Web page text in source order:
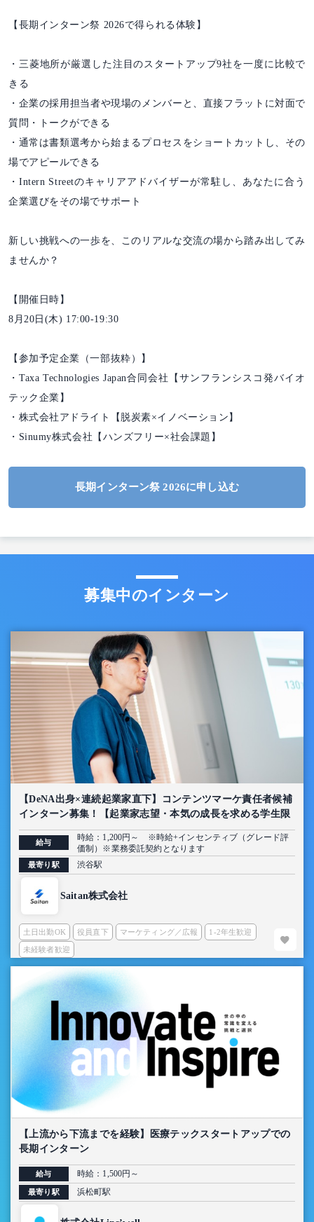
【長期インターン祭 2026で得られる体験】
・三菱地所が厳選した注目のスタートアップ9社を一度に比較で
きる
・企業の採用担当者や現場のメンバーと、直接フラットに対面で
質問・トークができる
・通常は書類選考から始まるプロセスをショートカットし、その
場でアピールできる
・Intern Streetのキャリアアドバイザーが常駐し、あなたに合う
企業選びをその場でサポート
新しい挑戦への一歩を、このリアルな交流の場から踏み出してみ
ませんか？
【開催日時】
8月20日(木) 17:00-19:30
【参加予定企業（一部抜粋）】
・Taxa Technologies Japan合同会社【サンフランシスコ発バイオ
テック企業】
・株式会社アドライト【脱炭素×イノベーション】
・Sinumy株式会社【ハンズフリー×社会課題】
長期インターン祭 2026に申し込む
募集中のインターン
【DeNA出身×連続起業家直下】コンテンツマーケ責任者候補
インターン募集！【起業家志望・本気の成長を求める学生限
定】
給与
時給：1,200円～ ※時給+インセンティブ（グレード評
価制）※業務委託契約となります
最寄り駅 渋谷駅
Saitan株式会社
土日出勤OK 役員直下 マーケティング／広報 1-2年生歓迎
未経験者歓迎
【上流から下流までを経験】医療テックスタートアップでの
長期インターン
給与 時給：1,500円～
最寄り駅 浜松町駅